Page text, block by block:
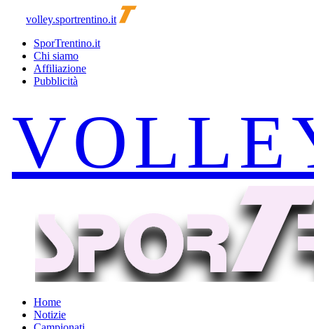
volley.sportrentino.it
SporTrentino.it
Chi siamo
Affiliazione
Pubblicità
Home
Notizie